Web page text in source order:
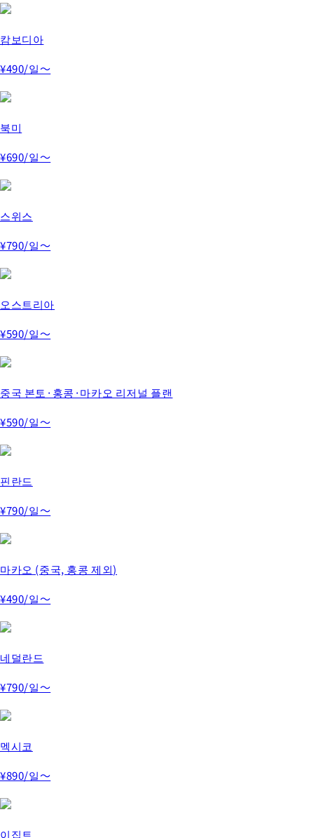
캄보디아
¥490/일～
북미
¥690/일～
스위스
¥790/일～
오스트리아
¥590/일～
중국 본토·홍콩·마카오 리저널 플랜
¥590/일～
핀란드
¥790/일～
마카오 (중국, 홍콩 제외)
¥490/일～
네덜란드
¥790/일～
멕시코
¥890/일～
이집트